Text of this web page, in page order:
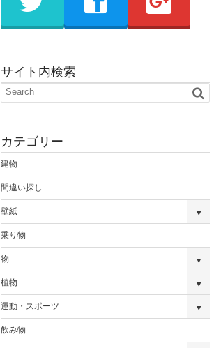
サイト内検索
カテゴリー
建物
間違い探し
壁紙
乗り物
物
植物
運動・スポーツ
飲み物